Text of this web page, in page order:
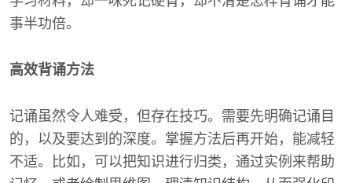
事半功倍。
高效背诵方法
记诵虽然令人难受，但存在技巧。需要先明确记诵目
的，以及要达到的深度。掌握方法后再开始，能减轻
不适。比如，可以把知识进行归类，通过实例来帮助